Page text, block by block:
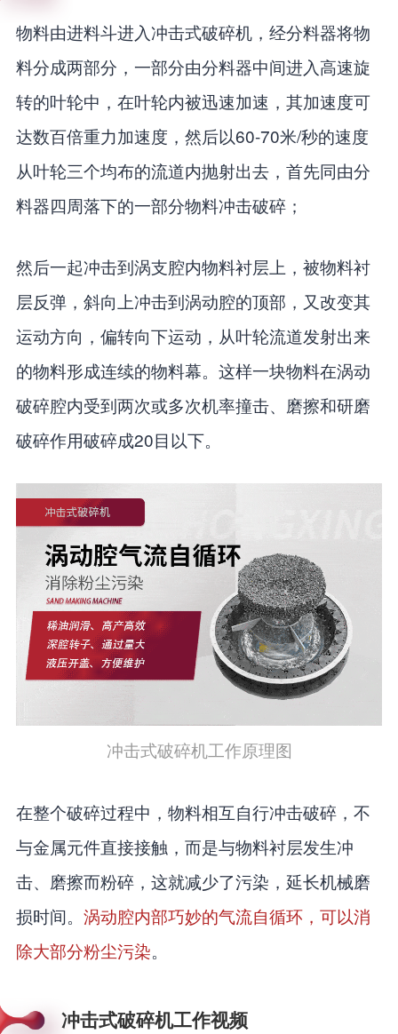
物料由进料斗进入冲击式破碎机，经分料器将物
料分成两部分，一部分由分料器中间进入高速旋
转的叶轮中，在叶轮内被迅速加速，其加速度可
达数百倍重力加速度，然后以60-70米/秒的速度
从叶轮三个均布的流道内抛射出去，首先同由分
料器四周落下的一部分物料冲击破碎；
然后一起冲击到涡支腔内物料衬层上，被物料衬
层反弹，斜向上冲击到涡动腔的顶部，又改变其
运动方向，偏转向下运动，从叶轮流道发射出来
的物料形成连续的物料幕。这样一块物料在涡动
破碎腔内受到两次或多次机率撞击、磨擦和研磨
破碎作用破碎成20目以下。
冲击式破碎机工作原理图
在整个破碎过程中，物料相互自行冲击破碎，不
与金属元件直接接触，而是与物料衬层发生冲
击、磨擦而粉碎，这就减少了污染，延长机械磨
损时间。 涡动腔内部巧妙的气流自循环，可以消
除大部分粉尘污染。
冲击式破碎机工作视频